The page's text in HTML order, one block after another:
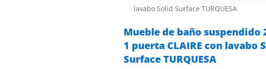
lavabo Solid Surface TURQUESA
Mueble de baño suspendido
1 puerta CLAIRE con lavabo
Surface TURQUESA